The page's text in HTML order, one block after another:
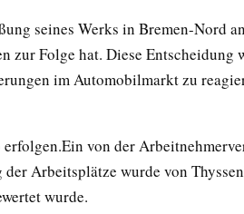
seines Werks in Bremen-Nord
zur Folge hat. Diese Entscheidung
im Automobilmarkt zu
von der
Arbeitsplätze wurde von
wurde.